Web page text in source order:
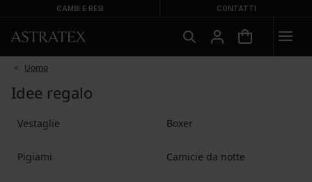
CAMBI E RESI CONTATTI
Uomo
Idee regalo
Vestaglie Boxer
Pigiami Camicie da notte